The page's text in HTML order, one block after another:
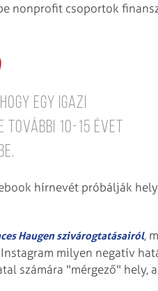
nonprofit csoportok
egy igazi
10-15 évet
hírnevét próbálják
Haugen szivárogtatásairól,
milyen negatív
számára "mérgező" hely,